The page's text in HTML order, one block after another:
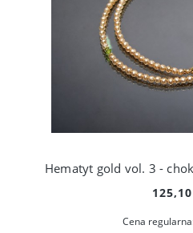
125,10
Cena